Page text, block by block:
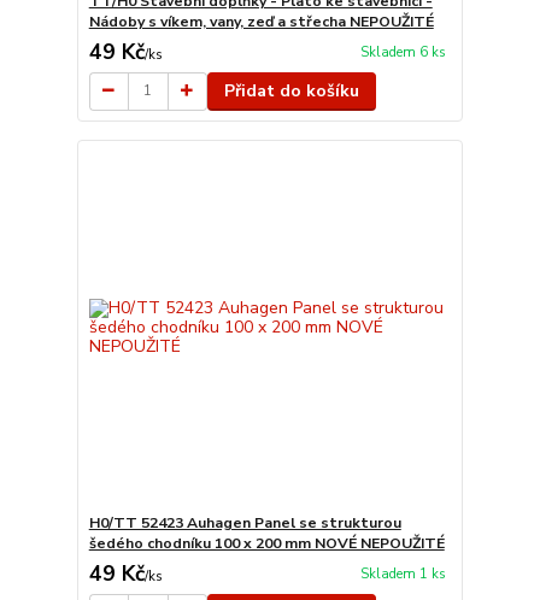
Nádoby s víkem, vany, zeď a střecha NEPOUŽITÉ
49 Kč/ks Skladem 6 ks
Přidat do košíku
H0/TT 52423 Auhagen Panel se strukturou
šedého chodníku 100 x 200 mm NOVÉ NEPOUŽITÉ
49 Kč/ks Skladem 1 ks